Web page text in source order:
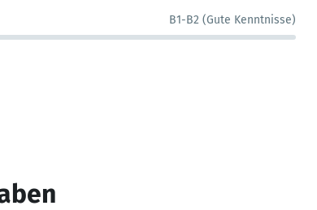
B1-B2 (Gute Kenntnisse)